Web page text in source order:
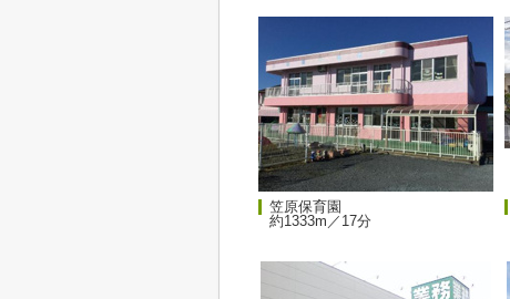
笠原保育園
約1333m／17分